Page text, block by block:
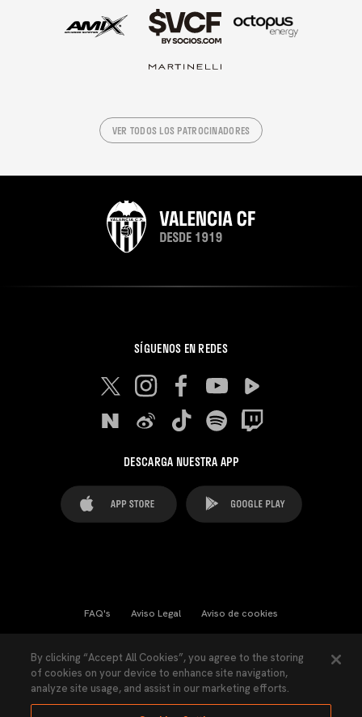
VER TODOS LOS PATROCINADORES
SÍGUENOS EN REDES
DESCARGA NUESTRA APP
FAQ's Aviso Legal Aviso de cookies
Ley Transparencia Política de Privacidad
Accesibilidad
By clicking “Accept All Cookies”, you agree to the storing
of cookies on your device to enhance site navigation,
analyze site usage, and assist in our marketing efforts.